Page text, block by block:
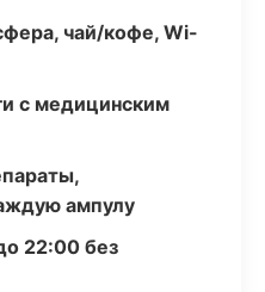
чай/кофе, Wi-
с медицинским
ампулу
22:00 без